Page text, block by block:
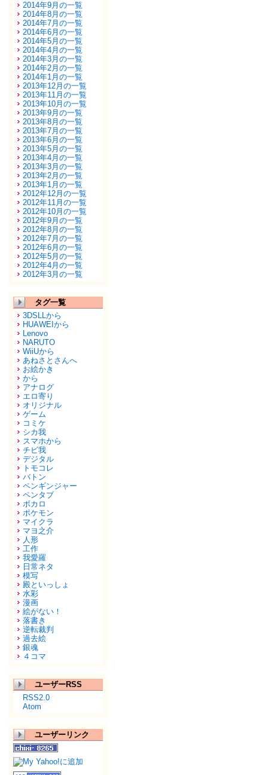
2014年9月の一覧
2014年8月の一覧
2014年7月の一覧
2014年6月の一覧
2014年5月の一覧
2014年4月の一覧
2014年3月の一覧
2014年2月の一覧
2014年1月の一覧
2013年12月の一覧
2013年11月の一覧
2013年10月の一覧
2013年9月の一覧
2013年8月の一覧
2013年7月の一覧
2013年6月の一覧
2013年5月の一覧
2013年4月の一覧
2013年3月の一覧
2013年2月の一覧
2013年1月の一覧
2012年12月の一覧
2012年11月の一覧
2012年10月の一覧
2012年9月の一覧
2012年8月の一覧
2012年7月の一覧
2012年6月の一覧
2012年5月の一覧
2012年4月の一覧
2012年3月の一覧
タグ一覧
3DSLLから
HUAWEIから
Lenovo
NARUTO
WiiUから
あねさとさんへ
お絵かき
から
アナログ
エロ寄り
オリジナル
ゲーム
コミケ
シカ我
スマホから
チビ我
デジタル
トモコレ
バトン
ペンギンジャー
ペンタブ
ボカロ
ポケモン
マイクラ
マヨ之介
人形
工作
我愛羅
日常ネタ
模写
殿といっしょ
水彩
漫画
絵がない！
落書き
逆転裁判
過去絵
銀魂
４コマ
ユーザーRSS
RSS2.0
Atom
ユーザーリンク